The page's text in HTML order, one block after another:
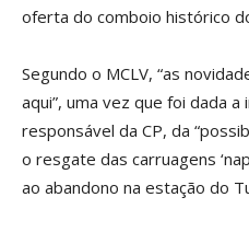
oferta do comboio histórico
Segundo o MCLV, “as
aqui”, uma vez que foi dada
responsável da CP, da
o resgate das carruagens
ao abandono na estação do